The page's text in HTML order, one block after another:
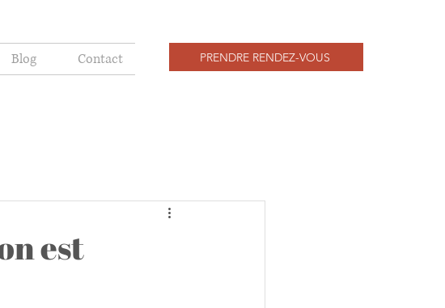
Blog Contact PRENDRE RENDEZ-VOUS
est